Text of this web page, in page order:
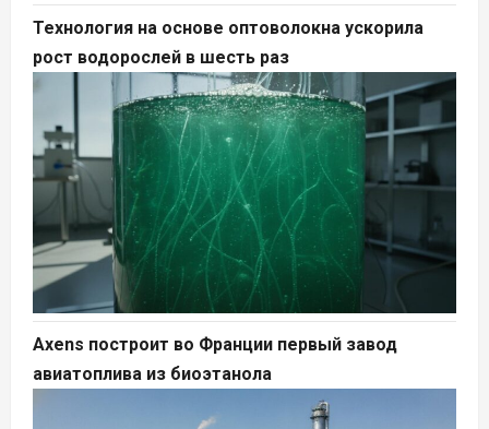
Технология на основе оптоволокна ускорила
рост водорослей в шесть раз
Axens построит во Франции первый завод
авиатоплива из биоэтанола